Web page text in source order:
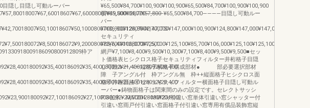
目隠し目隠し可動ルーバー
枠ア
¥65,500¥84,700¥100,900¥100,900¥65,500¥84,700¥100,900¥100,900
横¥65,500¥84,700————¥65,500¥84,700————目隠し可動ルー
バー
¥100,900¥124,800¥147,000¥147,000¥100,900¥124,800¥147,000¥147,000
セキュリティ
¥85,700¥106,000¥125,100¥125,100¥85,700¥106,000¥125,100¥125,100TS
網戸¥7,100¥8,400¥9,500¥10,300¥7,100¥8,400¥9,500¥9,500■セッ
ト価格表ヒシクロス格子セキュリティフィルター井桁格子目隠
し可動ルーバー縦格子横格子構成部材● 部必要選択部材
障 子アングル付 枠アングル無 枠++縦面格子ヒシクロス面
格子井桁面格子セキュリティフィルター横面格子目隠し可動ル
ーバー●鋳物面格子は関東間のみの設定です。セレクトサッシ
PG在来・MM204・MM204引違い窓単体引違い窓シャッター付
引違い窓雨戸付引違い窓面格子付引違い窓専用有償品装飾窓縦